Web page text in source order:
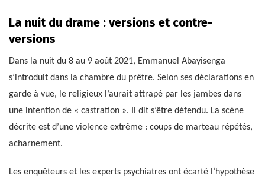
La nuit du drame : versions et contre-
versions
Dans la nuit du 8 au 9 août 2021, Emmanuel Abayisenga
s’introduit dans la chambre du prêtre. Selon ses déclarations en
garde à vue, le religieux l’aurait attrapé par les jambes dans
une intention de « castration ». Il dit s’être défendu. La scène
décrite est d’une violence extrême : coups de marteau répétés,
acharnement.
Les enquêteurs et les experts psychiatres ont écarté l’hypothèse